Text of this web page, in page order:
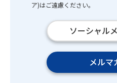
ア)はご遠慮ください。
ソーシャル
メルマ